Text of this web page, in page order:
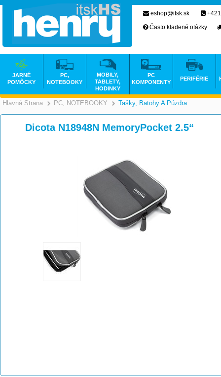
Hlavná Strana >
PC, NOTEBOOKY >
Tašky, Batohy A Púzdra
Dicota N18948N MemoryPocket 2.5“
eshop@itsk.sk
Často kladené otázky
JARNÉ
POMÔCKY
PC,
NOTEBOOKY
MOBILY,
TABLETY,
HODINKY
PC
KOMPONENTY
PERIFÉRIE